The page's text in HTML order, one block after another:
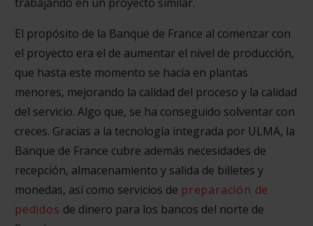
El propósito de la Banque de France al comenzar con
el proyecto era el de aumentar el nivel de producción,
que hasta este momento se hacía en plantas
menores, mejorando la calidad del proceso y la calidad
del servicio. Algo que, se ha conseguido solventar con
creces. Gracias a la tecnología integrada por ULMA, la
Banque de France cubre además necesidades de
recepción, almacenamiento y salida de billetes y
monedas, así como servicios de preparación de
pedidos de dinero para los bancos del norte de